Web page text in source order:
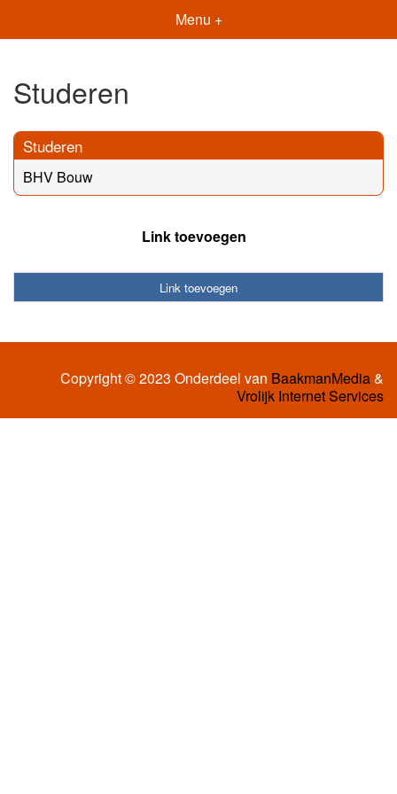
Menu +
Studeren
Studeren
BHV Bouw
Link toevoegen
Link toevoegen
Copyright © 2023 Onderdeel van BaakmanMedia&
Vrolijk Internet Services